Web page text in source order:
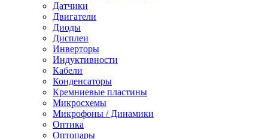
Датчики
Двигатели
Диоды
Дисплеи
Инверторы
Индуктивности
Кабели
Конденсаторы
Кремниевые пластины
Микросхемы
Микрофоны / Динамики
Оптика
Оптопары